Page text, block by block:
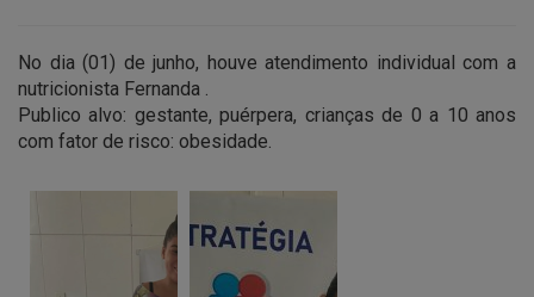
No dia (01) de junho, houve atendimento individual com a
nutricionista Fernanda .
Publico alvo: gestante, puérpera, crianças de 0 a 10 anos
com fator de risco: obesidade.